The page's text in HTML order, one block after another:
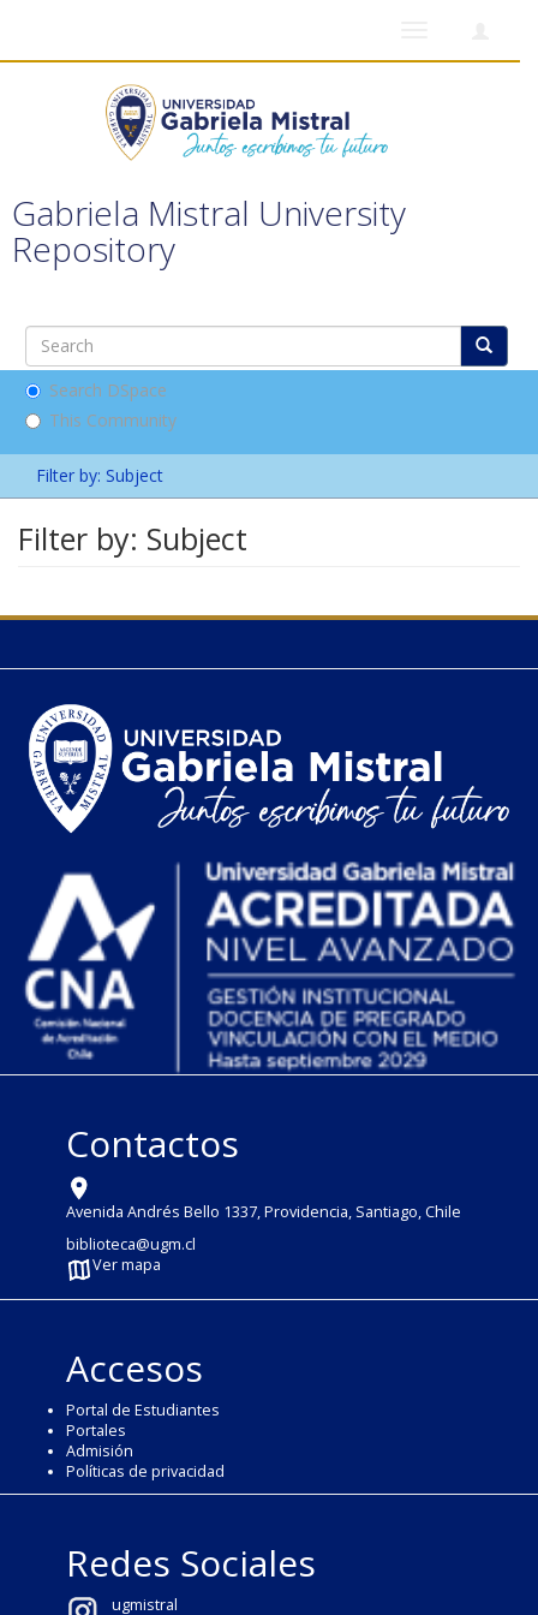
Gabriela Mistral University
Repository
Search DSpace
This Community
Filter by: Subject
Filter by: Subject
Contactos
Avenida Andrés Bello 1337, Providencia, Santiago, Chile
biblioteca@ugm.cl
Ver mapa
Accesos
Portal de Estudiantes
Portales
Admisión
Políticas de privacidad
Redes Sociales
ugmistral